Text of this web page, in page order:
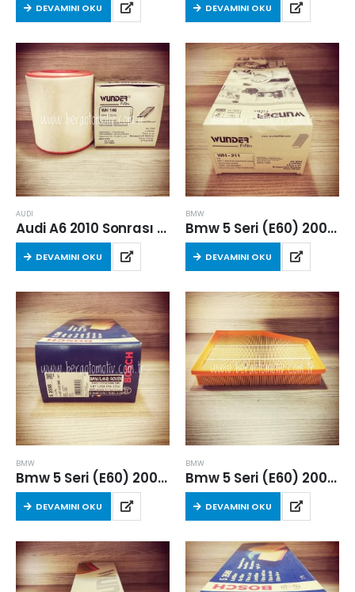
DEVAMINI OKU DEVAMINI OKU
AUDI
Audi A6 2010 Sonrası 3.0 Tdi Hava Filtresi
DEVAMINI OKU
BMW
Bmw 5 Seri (E60) 2005 – 2010 Arası 5.20 Dizel Hava Filtresi
DEVAMINI OKU
BMW
Bmw 5 Seri (E60) 2005 – 2010 Arası 5.20 Dizel Hava Filtresi
DEVAMINI OKU
BMW
Bmw 5 Seri (E60) 2007-2010 Arası 5.20i Benzinli Hava Filtresi
DEVAMINI OKU